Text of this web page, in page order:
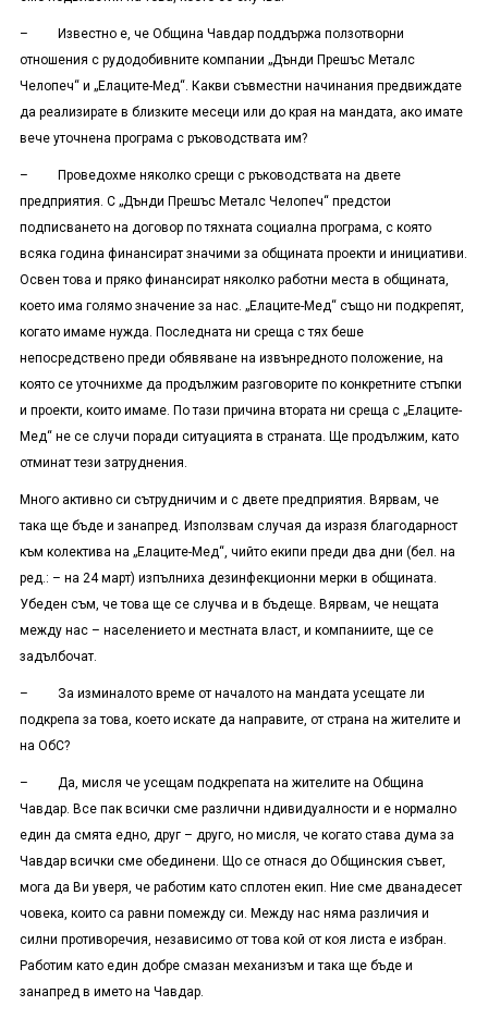
– Известно е, че Община Чавдар поддържа ползотворни
отношения с рудодобивните компании „Дънди Прешъс Металс
Челопеч“ и „Елаците-Мед“. Какви съвместни начинания предвиждате
да реализирате в близките месеци или до края на мандата, ако имате
вече уточнена програма с ръководствата им?
– Проведохме няколко срещи с ръководствата на двете
предприятия. С „Дънди Прешъс Металс Челопеч“ предстои
подписването на договор по тяхната социална програма, с която
всяка година финансират значими за общината проекти и инициативи.
Освен това и пряко финансират няколко работни места в общината,
което има голямо значение за нас. „Елаците-Мед“ също ни подкрепят,
когато имаме нужда. Последната ни среща с тях беше
непосредствено преди обявяване на извънредното положение, на
която се уточнихме да продължим разговорите по конкретните стъпки
и проекти, които имаме. По тази причина втората ни среща с „Елаците-
Мед“ не се случи поради ситуацията в страната. Ще продължим, като
отминат тези затруднения.
Много активно си сътрудничим и с двете предприятия. Вярвам, че
така ще бъде и занапред. Използвам случая да изразя благодарност
към колектива на „Елаците-Мед“, чийто екипи преди два дни (бел. на
ред.: – на 24 март) изпълниха дезинфекционни мерки в общината.
Убеден съм, че това ще се случва и в бъдеще. Вярвам, че нещата
между нас – населението и местната власт, и компаниите, ще се
задълбочат.
– За изминалото време от началото на мандата усещате ли
подкрепа за това, което искате да направите, от страна на жителите и
на ОбС?
– Да, мисля че усещам подкрепата на жителите на Община
Чавдар. Все пак всички сме различни ндивидуалности и е нормално
един да смята едно, друг – друго, но мисля, че когато става дума за
Чавдар всички сме обединени. Що се отнася до Общинския съвет,
мога да Ви уверя, че работим като сплотен екип. Ние сме дванадесет
човека, които са равни помежду си. Между нас няма различия и
силни противоречия, независимо от това кой от коя листа е избран.
Работим като един добре смазан механизъм и така ще бъде и
занапред в името на Чавдар.